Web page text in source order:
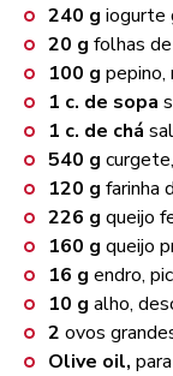
240 g iogurte
20 g folhas
100 g pepino,
1 c. de sopa
1 c. de chá
540 g
120 g farinha
226 g queijo
160 g queijo
16 g endro,
10 g alho,
2 ovos
Olive oil,